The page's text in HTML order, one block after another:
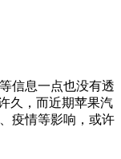
信息一点也没有透
久，而近期苹果汽
疫情等影响，或许